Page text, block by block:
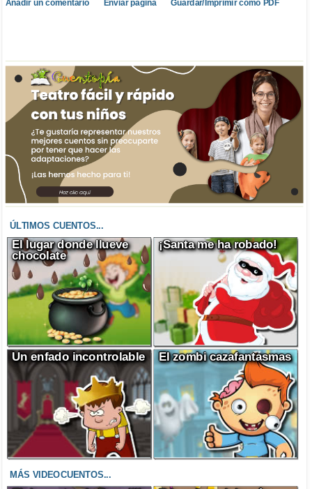
Añadir un comentario Enviar página Guardar/Imprimir como PDF
ÚLTIMOS CUENTOS...
El lugar donde llueve
chocolate
¡Santa me ha robado!
Un enfado incontrolable El zombi cazafantasmas
MÁS VIDEOCUENTOS...